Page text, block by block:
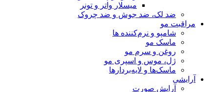
میسلار واتر و تونر
ضد لک، ضد جوش و ضد چروک
مراقبت مو
شامپو و نرم‌کننده ها
ماسک مو
روغن و سرم مو
ژل، موس و اسپری مو
ماسک‌ها و لایه‌بردارها
آرایشی
آرایش صورت